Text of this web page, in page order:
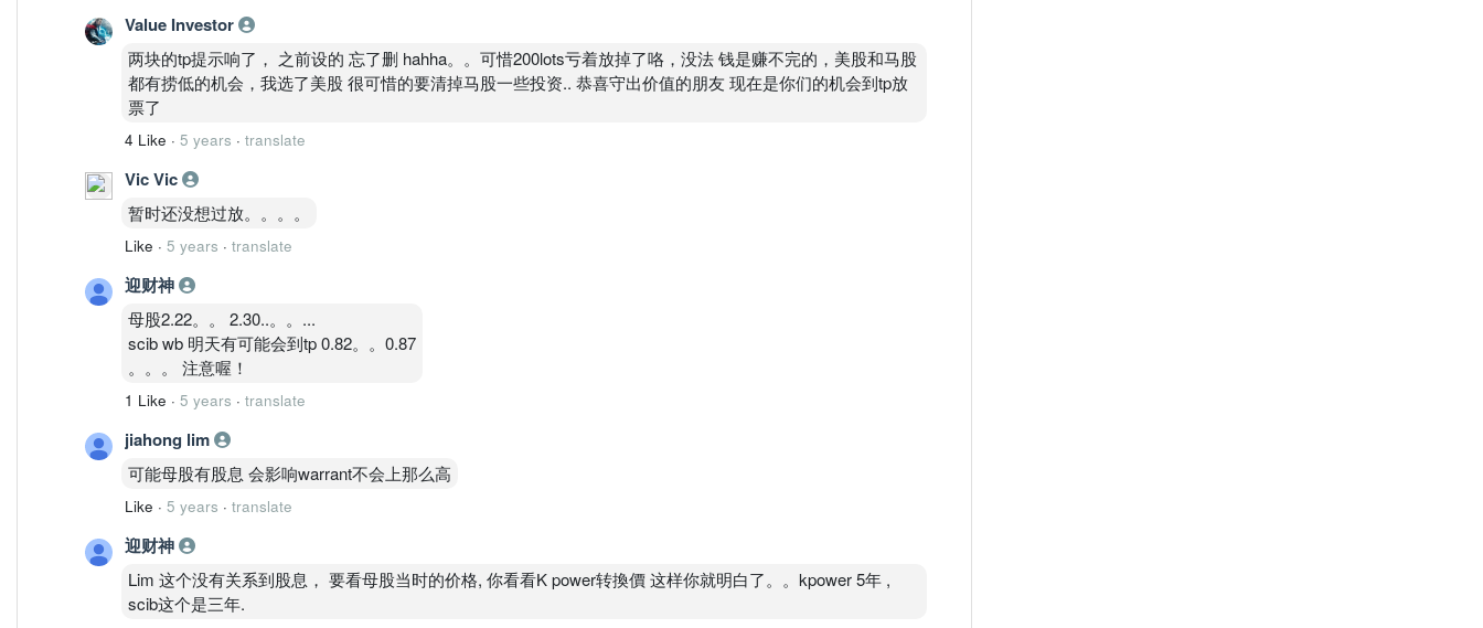
Credit to : shaun723
https://my.stockbit.com/#/post/5827104
Value Investor
两块的tp提示响了， 之前设的 忘了删 hahha。。可惜200lots亏着放掉了咯，没法 钱是赚不完的，美股和马股
都有捞低的机会，我选了美股 很可惜的要清掉马股一些投资.. 恭喜守出价值的朋友 现在是你们的机会到tp放
票了
4 Like · 5 years · translate
Vic Vic
暂时还没想过放。。。。
Like · 5 years · translate
迎财神
母股2.22。。 2.30..。。...
scib wb 明天有可能会到tp 0.82。。0.87
。。。 注意喔！
1 Like · 5 years · translate
jiahong lim
可能母股有股息 会影响warrant不会上那么高
Like · 5 years · translate
迎财神
Lim 这个没有关系到股息， 要看母股当时的价格, 你看看K power转換價 这样你就明白了。。kpower 5年 ,
scib这个是三年.